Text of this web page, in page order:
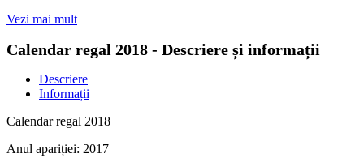
Vezi mai mult
Calendar regal 2018 - Descriere și informații
Descriere
Informații
Calendar regal 2018
Anul apariției: 2017